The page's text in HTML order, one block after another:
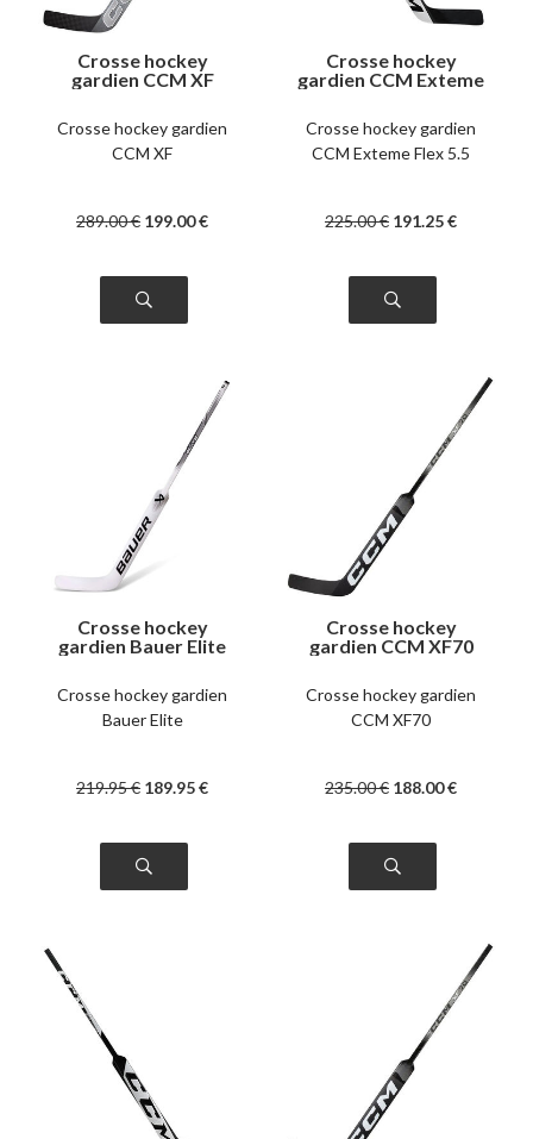
Crosse hockey
gardien CCM XF
Crosse hockey gardien
CCM XF
289.00€ 199.00€
Crosse hockey
gardien CCM Exteme
Crosse hockey gardien
CCM Exteme Flex 5.5
225.00€ 191.25€
Crosse hockey
gardien Bauer Elite
Crosse hockey gardien
Bauer Elite
219.95€ 189.95€
Crosse hockey
gardien CCM XF70
Crosse hockey gardien
CCM XF70
235.00€ 188.00€